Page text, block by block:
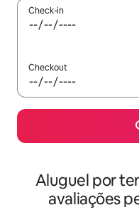
Check-in
Checkout
Aluguel por
avaliações